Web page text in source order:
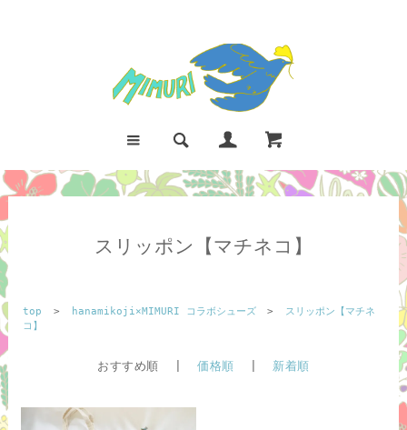
スリッポン【マチネコ】
top > hanamikoji×MIMURI コラボシューズ >
スリッポン【マチネ
コ】
おすすめ順 |価格順 新着順